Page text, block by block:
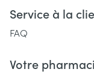
Service à la
FAQ
Votre